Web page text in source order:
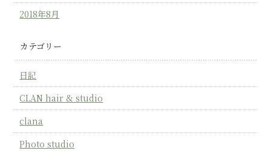
2018年8月
カテゴリー
日記
CLAN hair & studio
clana
Photo studio